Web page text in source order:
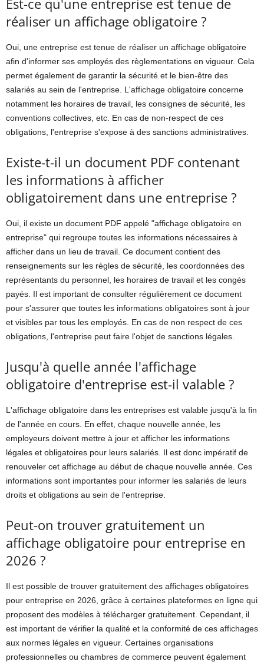
réaliser un affichage obligatoire ?
Oui, une entreprise est tenue de réaliser un affichage obligatoire
afin d'informer ses employés des règlementations en vigueur. Cela
permet également de garantir la sécurité et le bien-être des
salariés au sein de l'entreprise. L'affichage obligatoire concerne
notamment les horaires de travail, les consignes de sécurité, les
conventions collectives, etc. En cas de non-respect de ces
obligations, l'entreprise s'expose à des sanctions administratives.
Existe-t-il un document PDF contenant
les informations à afficher
obligatoirement dans une entreprise ?
Oui, il existe un document PDF appelé "affichage obligatoire en
entreprise" qui regroupe toutes les informations nécessaires à
afficher dans un lieu de travail. Ce document contient des
renseignements sur les règles de sécurité, les coordonnées des
représentants du personnel, les horaires de travail et les congés
payés. Il est important de consulter régulièrement ce document
pour s'assurer que toutes les informations obligatoires sont à jour
et visibles par tous les employés. En cas de non respect de ces
obligations, l'entreprise peut faire l'objet de sanctions légales.
Jusqu'à quelle année l'affichage
obligatoire d'entreprise est-il valable ?
L'affichage obligatoire dans les entreprises est valable jusqu'à la fin
de l'année en cours. En effet, chaque nouvelle année, les
employeurs doivent mettre à jour et afficher les informations
légales et obligatoires pour leurs salariés. Il est donc impératif de
renouveler cet affichage au début de chaque nouvelle année. Ces
informations sont importantes pour informer les salariés de leurs
droits et obligations au sein de l'entreprise.
Peut-on trouver gratuitement un
affichage obligatoire pour entreprise en
2026 ?
Il est possible de trouver gratuitement des affichages obligatoires
pour entreprise en 2026, grâce à certaines plateformes en ligne qui
proposent des modèles à télécharger gratuitement. Cependant, il
est important de vérifier la qualité et la conformité de ces affichages
aux normes légales en vigueur. Certaines organisations
professionnelles ou chambres de commerce peuvent également